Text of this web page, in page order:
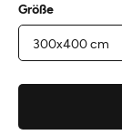
Größe